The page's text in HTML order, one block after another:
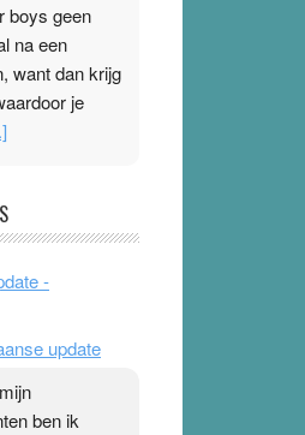
boys geen
na een
want dan krijg
je
hartslag te
Maar het
in de
-
update
ben ik